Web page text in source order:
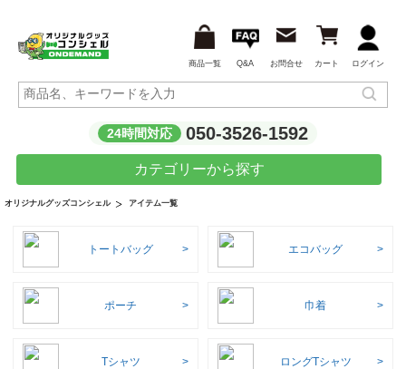
商品一覧 Q&A お問合せ カート ログイン
24時間対応 050-3526-1592
カテゴリーから探す
オリジナルグッズコンシェル アイテム一覧
トートバッグ エコバッグ
ポーチ 巾着
Tシャツ ロングTシャツ